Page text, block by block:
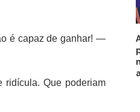
é capaz de ganhar! —
Que poderiam